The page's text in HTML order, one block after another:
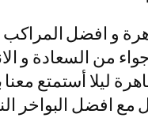
و افضل المراكب
من السعادة و
ليلا أستمتع
افضل البواخر